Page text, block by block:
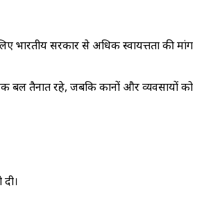
भारतीय सरकार से अधिक स्वायत्तता की मांग
बल तैनात रहे, जबकि दुकानों और व्यवसायों को